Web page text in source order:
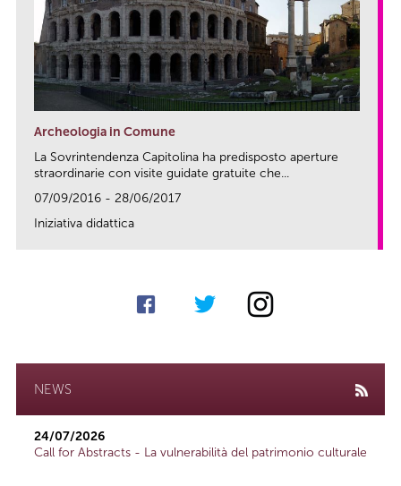
Archeologia in Comune
La Sovrintendenza Capitolina ha predisposto aperture
straordinarie con visite guidate gratuite che...
07/09/2016 - 28/06/2017
Iniziativa didattica
NEWS
24/07/2026
Call for Abstracts - La vulnerabilità del patrimonio culturale